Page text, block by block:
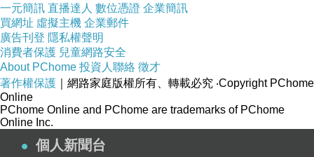
一元簡訊 直播達人 數位憑證 企業簡訊
買網址 虛擬主機 企業郵件
廣告刊登 隱私權聲明
消費者保護 兒童網路安全
About PChome 投資人聯絡 徵才
著作權保護 ｜網路家庭版權所有、轉載必究 ‧Copyright PChome
Online
PChome Online and PChome are trademarks of PChome
Online Inc.
個人新聞台